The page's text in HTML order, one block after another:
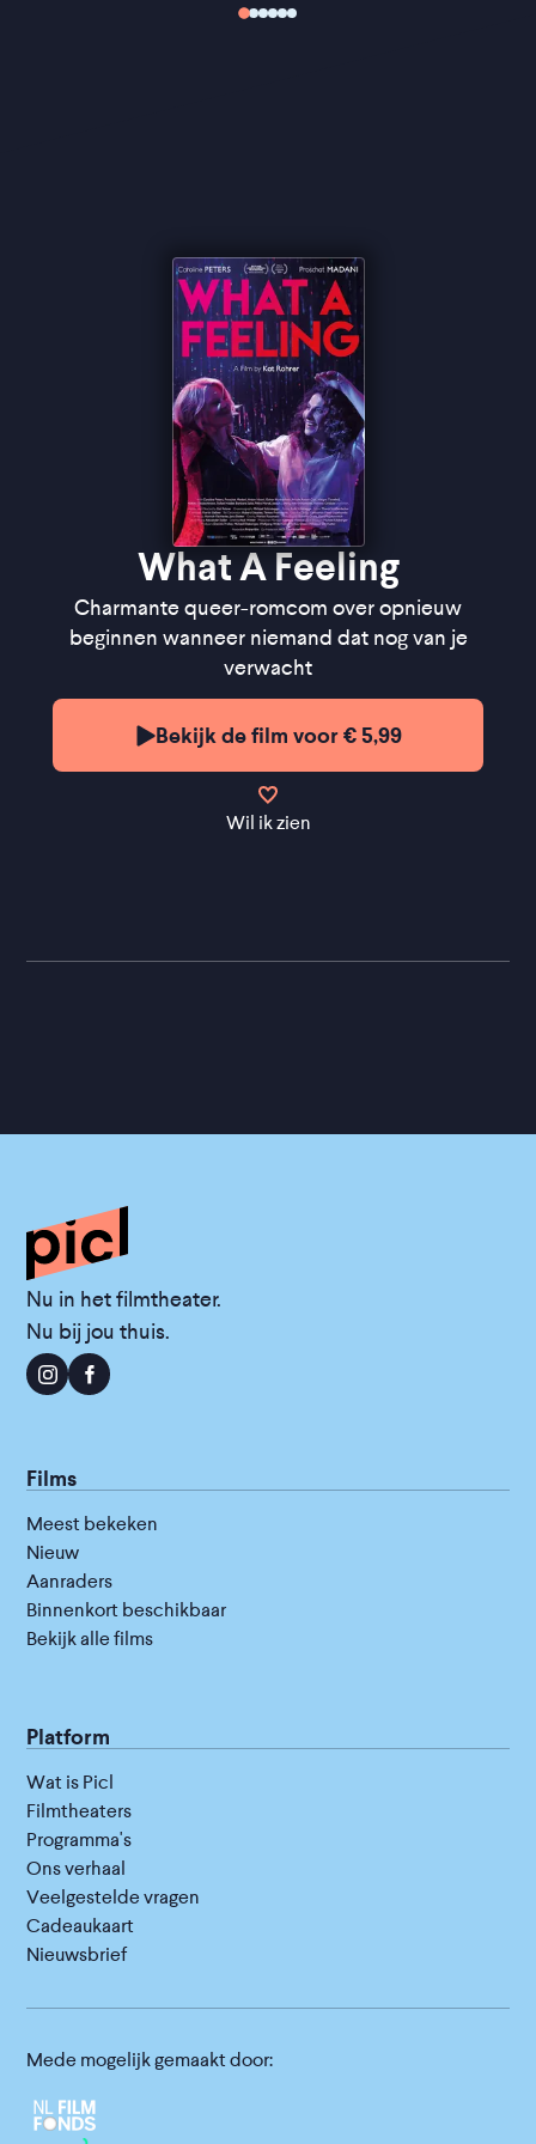
What A Feeling
Charmante queer-romcom over opnieuw
beginnen wanneer niemand dat nog van je
verwacht
Bekijk de film voor € 5,99
Wil ik zien
Nu in het filmtheater.
Nu bij jou thuis.
Films
Meest bekeken
Nieuw
Aanraders
Binnenkort beschikbaar
Bekijk alle films
Platform
Wat is Picl
Filmtheaters
Programma's
Ons verhaal
Veelgestelde vragen
Cadeaukaart
Nieuwsbrief
Mede mogelijk gemaakt door: